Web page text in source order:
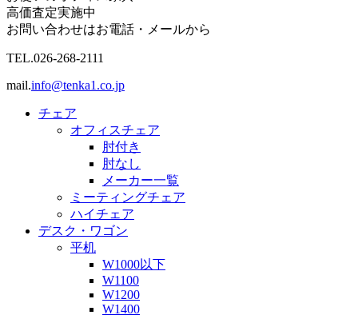
高価査定実施中
お問い合わせはお電話・メールから
TEL.026-268-2111
mail.info@tenka1.co.jp
チェア
オフィスチェア
肘付き
肘なし
メーカー一覧
ミーティングチェア
ハイチェア
デスク・ワゴン
平机
W1000以下
W1100
W1200
W1400